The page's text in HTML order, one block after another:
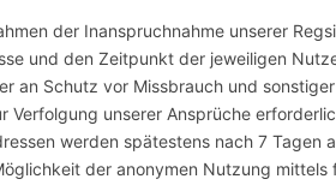
der Inanspruchnahme unserer
und den Zeitpunkt der jeweiligen
an Schutz vor Missbrauch und
Verfolgung unserer Ansprüche
werden spätestens nach 7 Tagen
der anonymen Nutzung